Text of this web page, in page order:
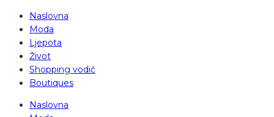
Naslovna
Moda
Ljepota
Život
Shopping vodič
Boutiques
Naslovna